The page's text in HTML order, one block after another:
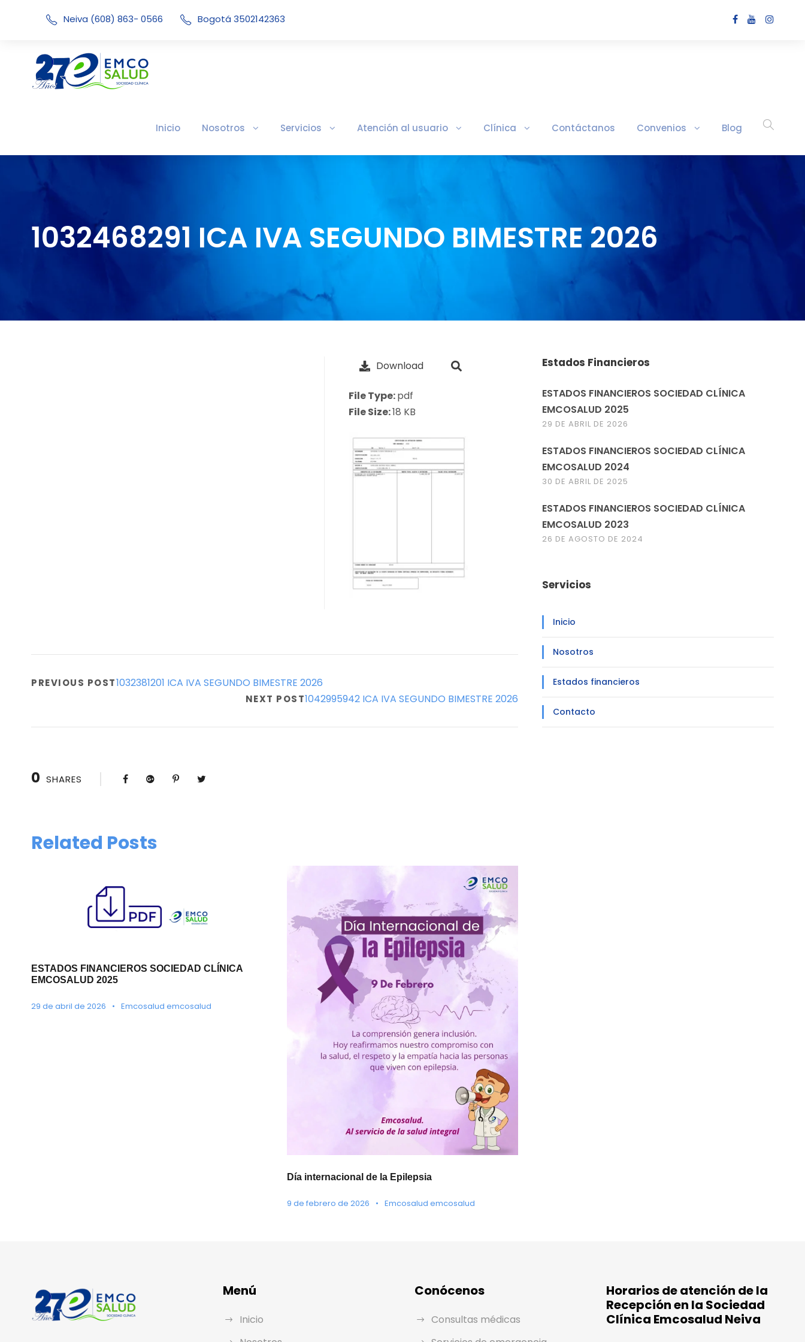
Neiva (608) 863- 0566 Bogotá 3502142363
Inicio Nosotros Servicios Atención al usuario Clínica Contáctanos Convenios Blog
1032468291 ICA IVA SEGUNDO BIMESTRE 2026
Download
File Type:pdf
File Size:18 KB
PREVIOUS POST1032381201 ICA IVA SEGUNDO BIMESTRE 2026
NEXT POST1042995942 ICA IVA SEGUNDO BIMESTRE 2026
0 SHARES
Related Posts
ESTADOS FINANCIEROS SOCIEDAD CLÍNICA
EMCOSALUD 2025
29 de abril de 2026 • Emcosalud emcosalud
Día internacional de la Epilepsia
9 de febrero de 2026 • Emcosalud emcosalud
Estados Financieros
ESTADOS FINANCIEROS SOCIEDAD CLÍNICA
EMCOSALUD 2025
29 DE ABRIL DE 2026
ESTADOS FINANCIEROS SOCIEDAD CLÍNICA
EMCOSALUD 2024
30 DE ABRIL DE 2025
ESTADOS FINANCIEROS SOCIEDAD CLÍNICA
EMCOSALUD 2023
26 DE AGOSTO DE 2024
Servicios
Inicio
Nosotros
Estados financieros
Contacto
Menú
Inicio
Conócenos
Consultas médicas
Horarios de atención de la
Recepción en la Sociedad
Clínica Emcosalud Neiva